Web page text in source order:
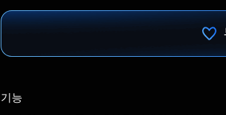
기능